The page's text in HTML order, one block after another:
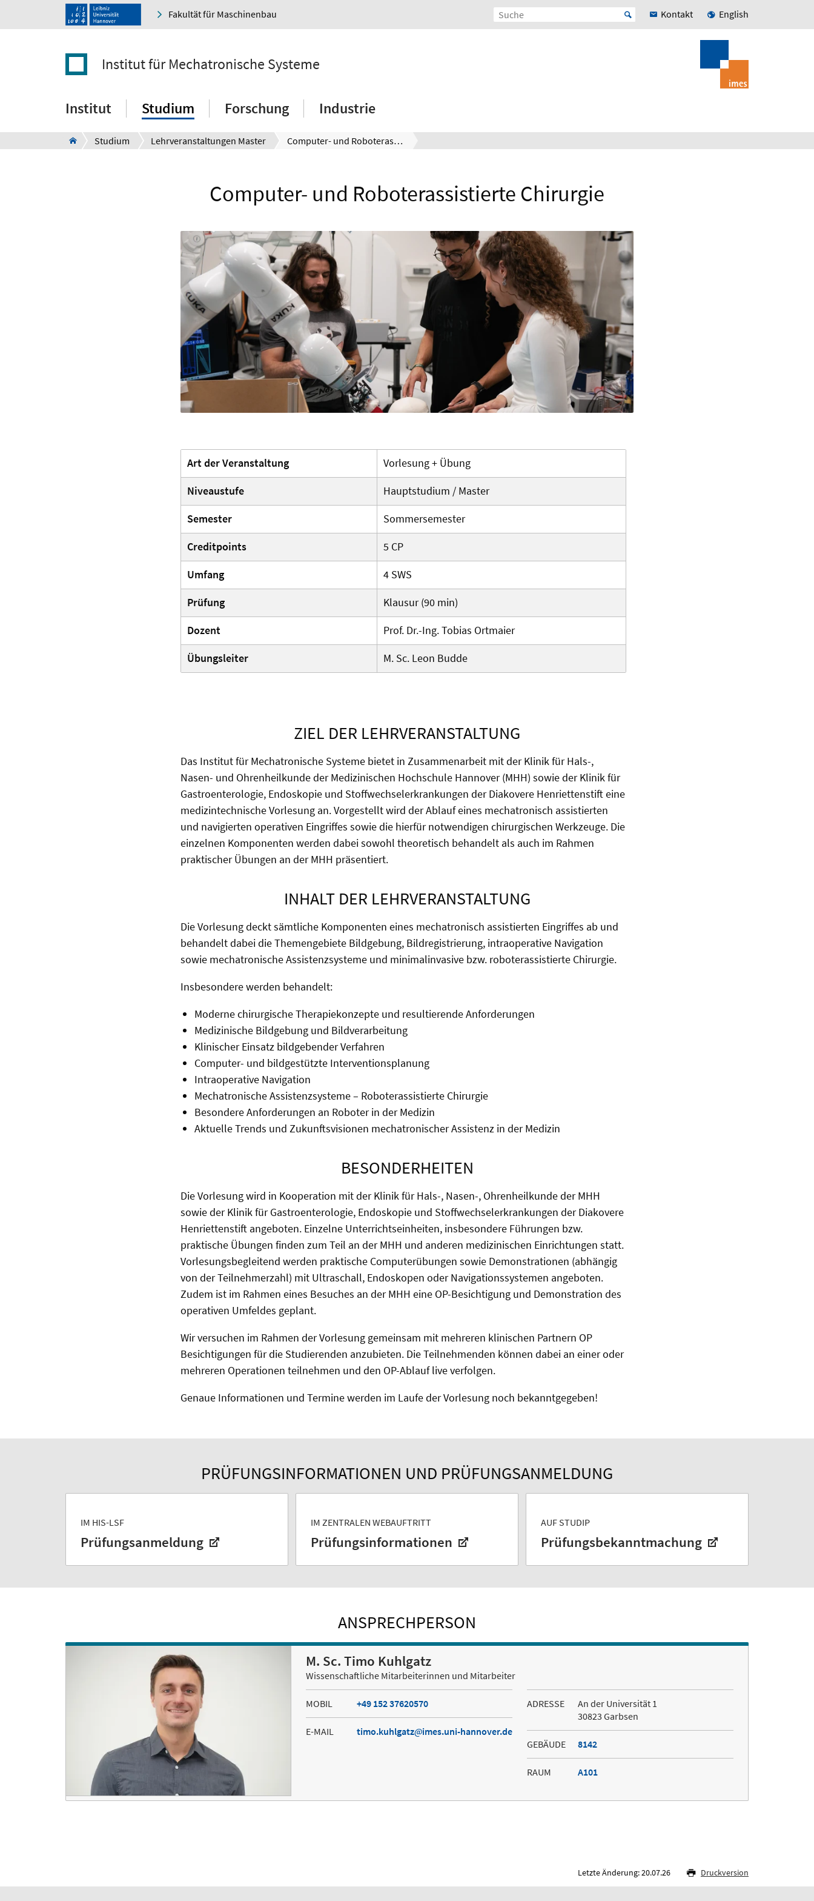
Fakultät für Maschinenbau Kontakt English
Institut für Mechatronische Systeme
Institut Studium Forschung Industrie
Studium Lehrveranstaltungen Master Computer- und Roboterassistierte Chirurgie
Computer- und Roboterassistierte Chirurgie
Art der Veranstaltung
Vorlesung + Übung
Niveaustufe
Hauptstudium / Master
Semester
Sommersemester
Creditpoints
5 CP
Umfang
4 SWS
Prüfung
Klausur (90 min)
Dozent
Prof. Dr.-Ing. Tobias Ortmaier
Übungsleiter
M. Sc. Leon Budde
ZIEL DER LEHRVERANSTALTUNG
Das Institut für Mechatronische Systeme bietet in Zusammenarbeit mit der Klinik für Hals-,
Nasen- und Ohrenheilkunde der Medizinischen Hochschule Hannover (MHH) sowie der Klinik für
Gastroenterologie, Endoskopie und Stoffwechselerkrankungen der Diakovere Henriettenstift eine
medizintechnische Vorlesung an. Vorgestellt wird der Ablauf eines mechatronisch assistierten
und navigierten operativen Eingriffes sowie die hierfür notwendigen chirurgischen Werkzeuge. Die
einzelnen Komponenten werden dabei sowohl theoretisch behandelt als auch im Rahmen
praktischer Übungen an der MHH präsentiert.
INHALT DER LEHRVERANSTALTUNG
Die Vorlesung deckt sämtliche Komponenten eines mechatronisch assistierten Eingriffes ab und
behandelt dabei die Themengebiete Bildgebung, Bildregistrierung, intraoperative Navigation
sowie mechatronische Assistenzsysteme und minimalinvasive bzw. roboterassistierte Chirurgie.
Insbesondere werden behandelt:
Moderne chirurgische Therapiekonzepte und resultierende Anforderungen
Medizinische Bildgebung und Bildverarbeitung
Klinischer Einsatz bildgebender Verfahren
Computer- und bildgestützte Interventionsplanung
Intraoperative Navigation
Mechatronische Assistenzsysteme – Roboterassistierte Chirurgie
Besondere Anforderungen an Roboter in der Medizin
Aktuelle Trends und Zukunftsvisionen mechatronischer Assistenz in der Medizin
BESONDERHEITEN
Die Vorlesung wird in Kooperation mit der Klinik für Hals-, Nasen-, Ohrenheilkunde der MHH
sowie der Klinik für Gastroenterologie, Endoskopie und Stoffwechselerkrankungen der Diakovere
Henriettenstift angeboten. Einzelne Unterrichtseinheiten, insbesondere Führungen bzw.
praktische Übungen finden zum Teil an der MHH und anderen medizinischen Einrichtungen statt.
Vorlesungsbegleitend werden praktische Computerübungen sowie Demonstrationen (abhängig
von der Teilnehmerzahl) mit Ultraschall, Endoskopen oder Navigationssystemen angeboten.
Zudem ist im Rahmen eines Besuches an der MHH eine OP-Besichtigung und Demonstration des
operativen Umfeldes geplant.
Wir versuchen im Rahmen der Vorlesung gemeinsam mit mehreren klinischen Partnern OP
Besichtigungen für die Studierenden anzubieten. Die Teilnehmenden können dabei an einer oder
mehreren Operationen teilnehmen und den OP-Ablauf live verfolgen.
Genaue Informationen und Termine werden im Laufe der Vorlesung noch bekanntgegeben!
PRÜFUNGSINFORMATIONEN UND PRÜFUNGSANMELDUNG
IM HIS-LSF
Prüfungsanmeldung
IM ZENTRALEN WEBAUFTRITT
Prüfungsinformationen
AUF STUDIP
Prüfungsbekanntmachung
ANSPRECHPERSON
M. Sc. Timo Kuhlgatz
Wissenschaftliche Mitarbeiterinnen und Mitarbeiter
MOBIL +49 152 37620570
E-MAIL timo.kuhlgatz imes.uni-hannover.de
ADRESSE
An der Universität 1
30823 Garbsen
GEBÄUDE 8142
RAUM A101
Letzte Änderung: 20.07.26 Druckversion